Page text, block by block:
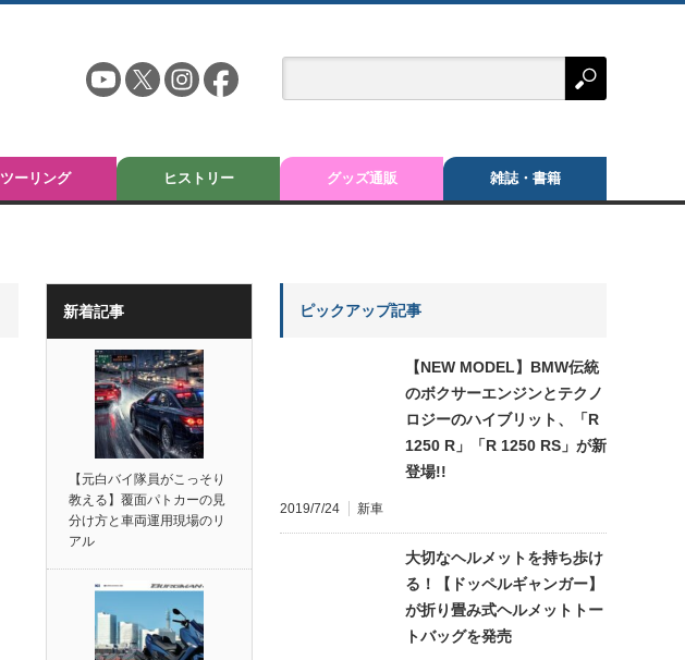
ツーリング ヒストリー グッズ通販 雑誌・書籍
新着記事
【元白バイ隊員がこっそり
教える】覆面パトカーの見
分け方と車両運用現場のリ
アル
ピックアップ記事
【NEW MODEL】BMW伝統
のボクサーエンジンとテクノ
ロジーのハイブリット、「R
1250 R」「R 1250 RS」が新
登場!!
2019/7/24 新車
大切なヘルメットを持ち歩け
る！【ドッペルギャンガー】
が折り畳み式ヘルメットトー
トバッグを発売